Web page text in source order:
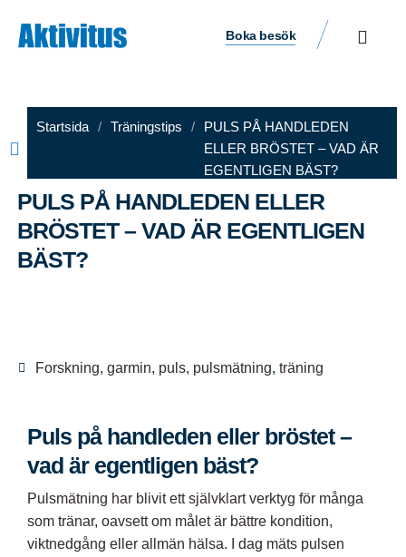
Boka besök
Startsida / Träningstips /
PULS PÅ HANDLEDEN
ELLER BRÖSTET – VAD ÄR
EGENTLIGEN BÄST?
PULS PÅ HANDLEDEN ELLER
BRÖSTET – VAD ÄR EGENTLIGEN
BÄST?
Forskning, garmin, puls, pulsmätning, träning
Puls på handleden eller bröstet –
vad är egentligen bäst?
Pulsmätning har blivit ett självklart verktyg för många
som tränar, oavsett om målet är bättre kondition,
viktnedgång eller allmän hälsa. I dag mäts pulsen